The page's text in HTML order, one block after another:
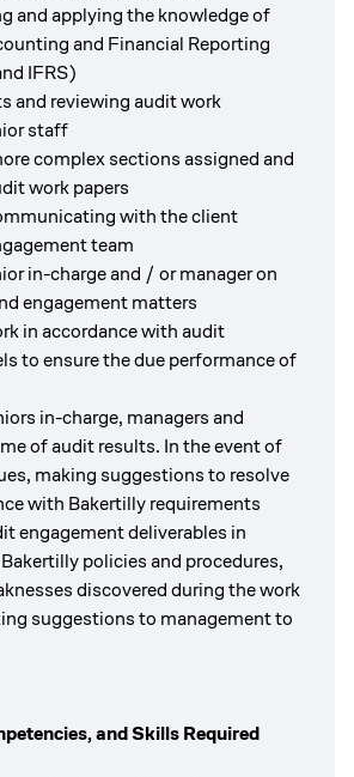
and applying the knowledge of
and Financial Reporting
IFRS)
and reviewing audit work
staff
complex sections assigned and
work papers
with the client
team
in-charge and / or manager on
engagement matters
in accordance with audit
to ensure the due performance of
in-charge, managers and
of audit results. In the event of
making suggestions to resolve
with Bakertilly requirements
engagement deliverables in
policies and procedures,
discovered during the work
suggestions to management to
and Skills Required